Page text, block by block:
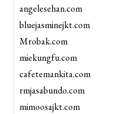
angelesehan.com
bluejasminejkt.com
Mrobak.com
miekungfu.com
cafetemankita.com
rmjasabundo.com
mimoosajkt.com